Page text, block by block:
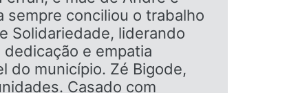
sempre conciliou o trabalho
Solidariedade, liderando
e empatia
do município. Zé Bigode,
Casado com